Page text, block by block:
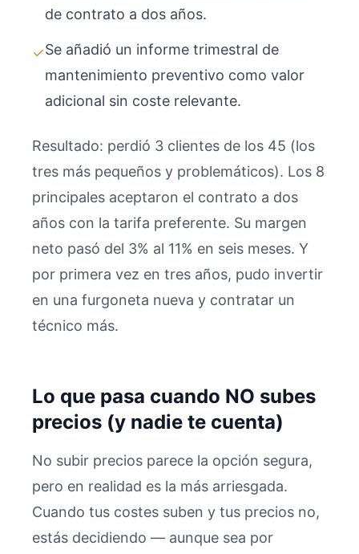
de contrato a dos años.
✓Se añadió un informe trimestral de
mantenimiento preventivo como valor
adicional sin coste relevante.
Resultado: perdió 3 clientes de los 45 (los
tres más pequeños y problemáticos). Los 8
principales aceptaron el contrato a dos
años con la tarifa preferente. Su margen
neto pasó del 3% al 11% en seis meses. Y
por primera vez en tres años, pudo invertir
en una furgoneta nueva y contratar un
técnico más.
Lo que pasa cuando NO subes
precios (y nadie te cuenta)
No subir precios parece la opción segura,
pero en realidad es la más arriesgada.
Cuando tus costes suben y tus precios no,
estás decidiendo — aunque sea por